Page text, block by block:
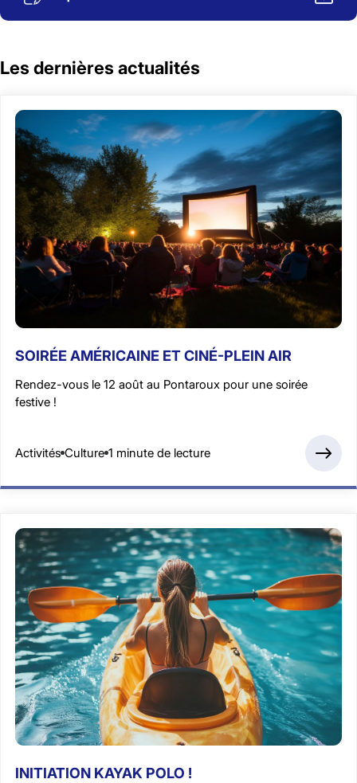
Les dernières actualités
SOIRÉE AMÉRICAINE ET CINÉ-PLEIN AIR
Rendez-vous le 12 août au Pontaroux pour une soirée
festive !
Activités Culture 1 minute de lecture
INITIATION KAYAK POLO !